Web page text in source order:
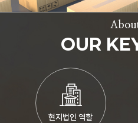
OUR
현지법인 역할